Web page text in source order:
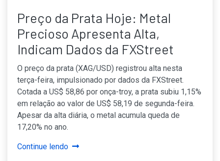
Preço da Prata Hoje: Metal
Precioso Apresenta Alta,
Indicam Dados da FXStreet
O preço da prata (XAG/USD) registrou alta nesta
terça-feira, impulsionado por dados da FXStreet.
Cotada a US$ 58,86 por onça-troy, a prata subiu 1,15%
em relação ao valor de US$ 58,19 de segunda-feira.
Apesar da alta diária, o metal acumula queda de
17,20% no ano.
Continue lendo